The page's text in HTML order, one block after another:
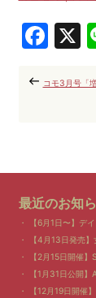
コモ3月号「
最近のお知
【6月1日〜】デ
【4月13日発売
【2月15日開催
【1月31日公開
【12月19日開催